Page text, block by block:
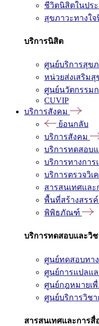
ชีวิตนิสิตในประ
สุขภาวะทางใ
บริการนิสิต
ศูนย์บริการสุข
หน่วยส่งเสริม
ศูนย์นวัตกรรมก
CUVIP
บริการสังคม
ย้อนกลับ
บริการสังคม
บริการทดสอบ
บริการทางการ
บริการตรวจวิ
สารสนเทศและ
พื้นที่สร้างสรรค์
พิพิธภัณฑ์
บริการทดสอบและวิช
ศูนย์ทดสอบทา
ศูนย์การแปลแ
ศูนย์กฎหมายเ
ศูนย์บริการวิช
สารสนเทศและการสื่